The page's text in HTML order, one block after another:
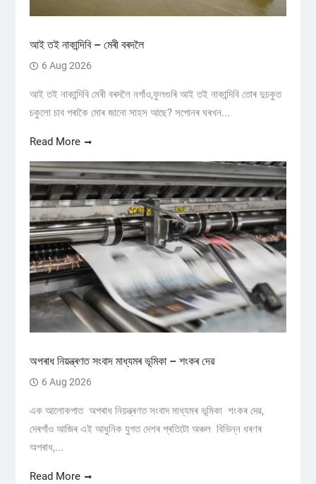
আই তই নাকান্দিবি – মেৰী বৰদলৈ
6 Aug 2026
আই তই নাকান্দিবি মেৰী বৰদলৈ নগাঁও,ফুলগুৰি আই তই নাকান্দিবি তোৰ দুচকুত
চকুলো চাব পৰাকৈ মোৰ জানো সাহস আছে? সপোনৰ ঘৰখন...
Read More
অপৰাধ নিয়ন্ত্ৰণত সংবাদ মাধ্যমৰ ভূমিকা – শংকৰ দেৱ
6 Aug 2026
এক আলোকপাত অপৰাধ নিয়ন্ত্ৰণত সংবাদ মাধ্যমৰ ভূমিকা শংকৰ দেৱ,
দেৰগাঁও আজিৰ এই আধুনিক যুগত দেশৰ প্ৰতিটো অঞ্চল বিভিন্ন ধৰণৰ
অপৰাধ,...
Read More